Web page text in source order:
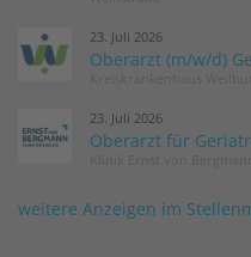
23. Juli 2026
Oberarzt (m/w/d)
23. Juli 2026
Oberarzt für
weitere Anzeigen im